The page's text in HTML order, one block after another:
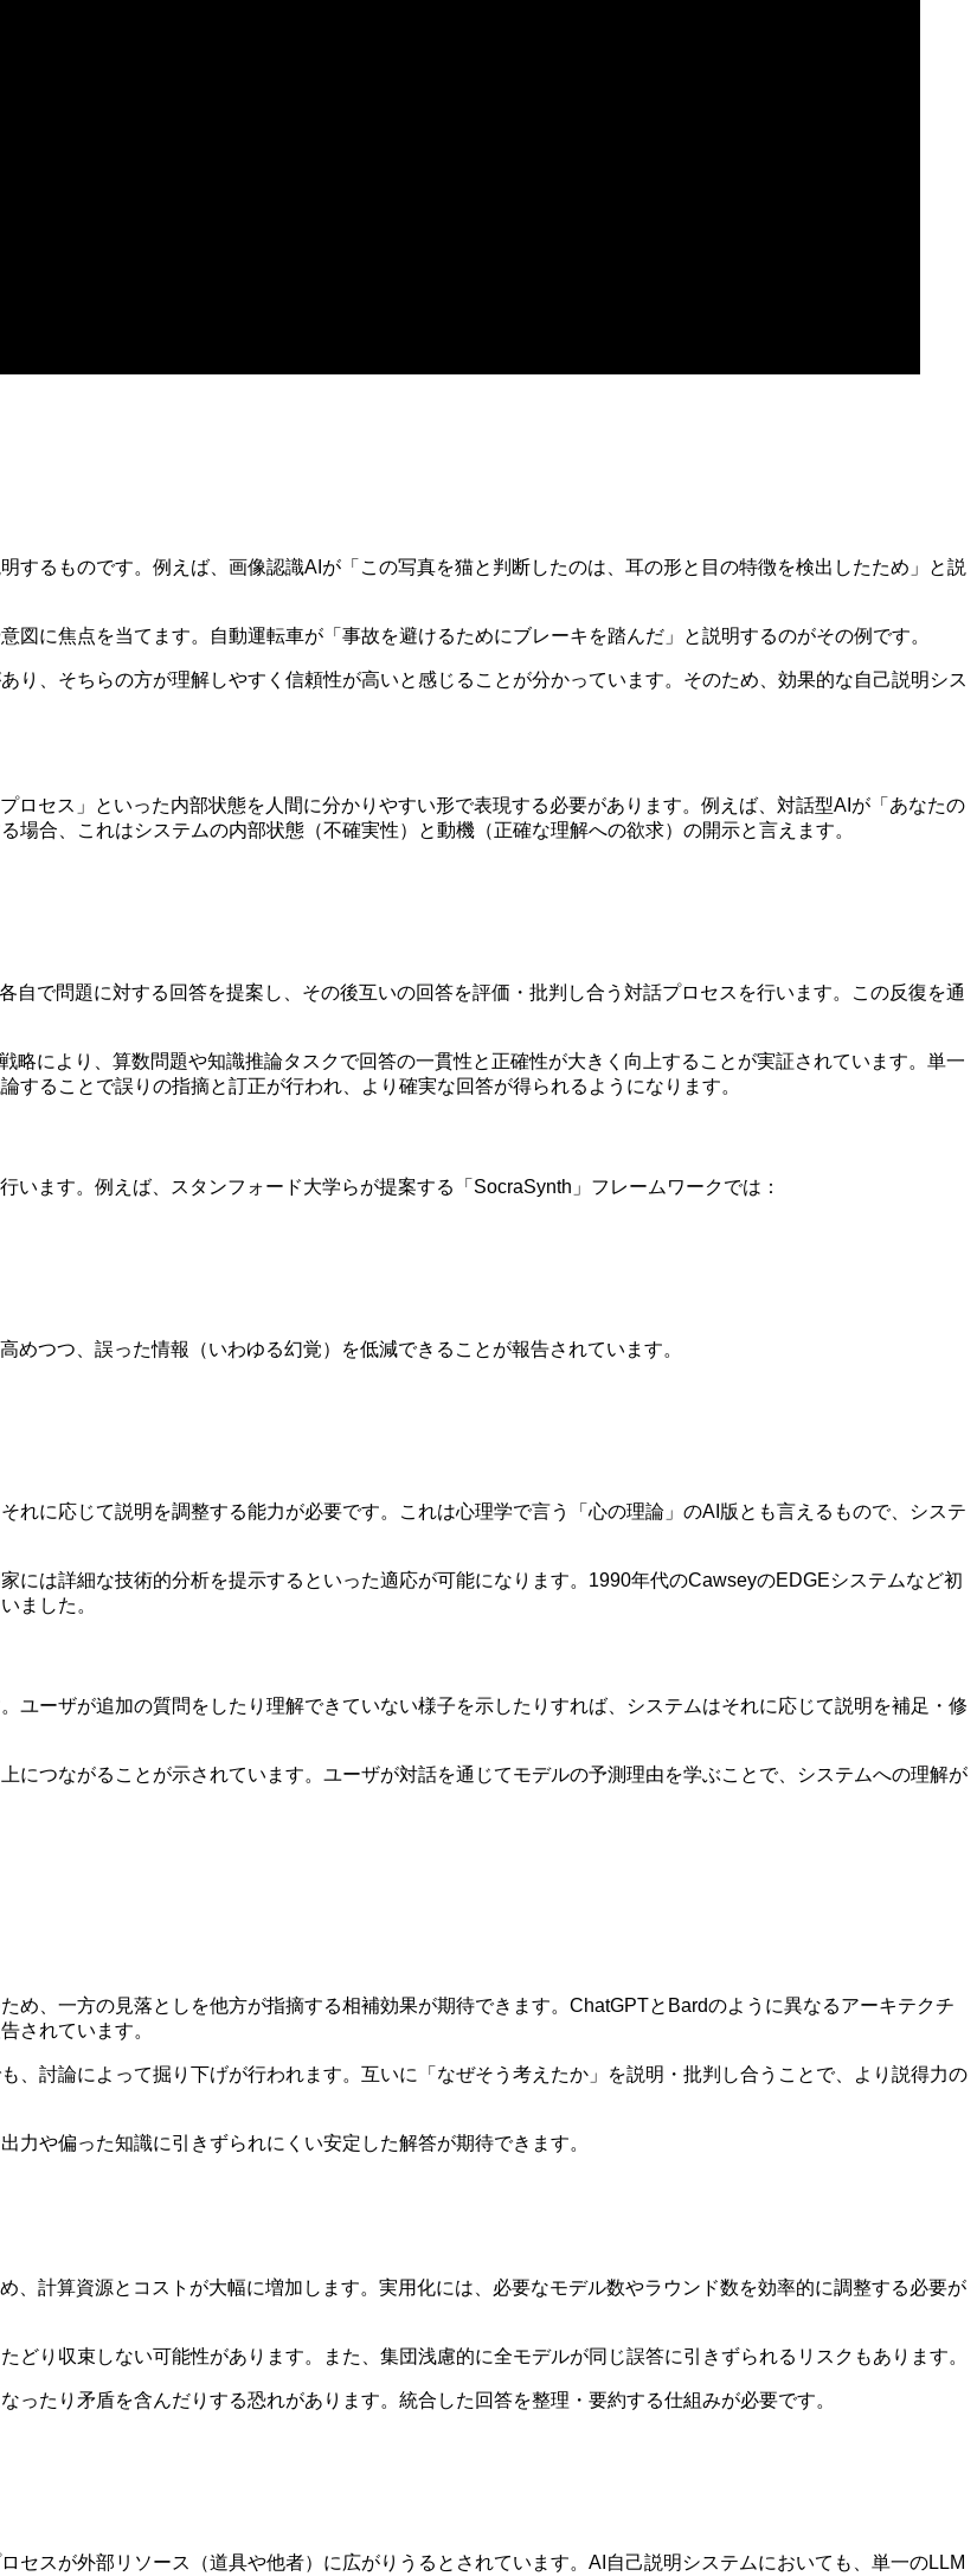
するものです。例えば、画像認識AIが「この写真を猫と判断したのは、耳の形と目の特徴を検出したため」と説
図に焦点を当てます。自動運転車が「事故を避けるためにブレーキを踏んだ」と説明するのがその例です。
り、そちらの方が理解しやすく信頼性が高いと感じることが分かっています。そのため、効果的な自己説明シス
ロセス」といった内部状態を人間に分かりやすい形で表現する必要があります。例えば、対話型AIが「あなたの
合、これはシステムの内部状態（不確実性）と動機（正確な理解への欲求）の開示と言えます。
で問題に対する回答を提案し、その後互いの回答を評価・批判し合う対話プロセスを行います。この反復を通
略により、算数問題や知識推論タスクで回答の一貫性と正確性が大きく向上することが実証されています。単一
ることで誤りの指摘と訂正が行われ、より確実な回答が得られるようになります。
ます。例えば、スタンフォード大学らが提案する「SocraSynth」フレームワークでは：
つつ、誤った情報（いわゆる幻覚）を低減できることが報告されています。
れに応じて説明を調整する能力が必要です。これは心理学で言う「心の理論」のAI版とも言えるもので、システ
には詳細な技術的分析を提示するといった適応が可能になります。1990年代のCawseyのEDGEシステムなど初
ました。
ユーザが追加の質問をしたり理解できていない様子を示したりすれば、システムはそれに応じて説明を補足・修
につながることが示されています。ユーザが対話を通じてモデルの予測理由を学ぶことで、システムへの理解が
め、一方の見落としを他方が指摘する相補効果が期待できます。ChatGPTとBardのように異なるアーキテクチ
されています。
、討論によって掘り下げが行われます。互いに「なぜそう考えたか」を説明・批判し合うことで、より説得力の
力や偏った知識に引きずられにくい安定した解答が期待できます。
、計算資源とコストが大幅に増加します。実用化には、必要なモデル数やラウンド数を効率的に調整する必要が
どり収束しない可能性があります。また、集団浅慮的に全モデルが同じ誤答に引きずられるリスクもあります。
ったり矛盾を含んだりする恐れがあります。統合した回答を整理・要約する仕組みが必要です。
セスが外部リソース（道具や他者）に広がりうるとされています。AI自己説明システムにおいても、単一のLLM